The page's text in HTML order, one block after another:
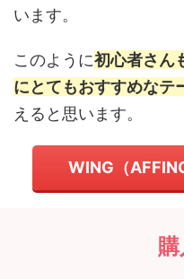
います。
このように初心者さん
にとてもおすすめなテ
えると思います。
WING（